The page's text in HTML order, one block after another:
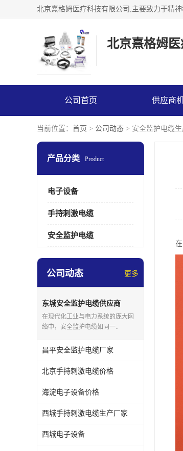
北京熹格姆
公司首页 供应商
当前位置： 首页 > 公司动态 > 安全监护电缆
产品分类 Product
电子设备
手持刺激电缆
安全监护电缆
公司动态 更多
东城安全监护电缆供应商
在现代化工业与电力系统的庞大网
络中，安全监护电缆如同一..
昌平安全监护电缆厂家
北京手持刺激电缆价格
海淀电子设备价格
西城手持刺激电缆生产厂家
西城电子设备